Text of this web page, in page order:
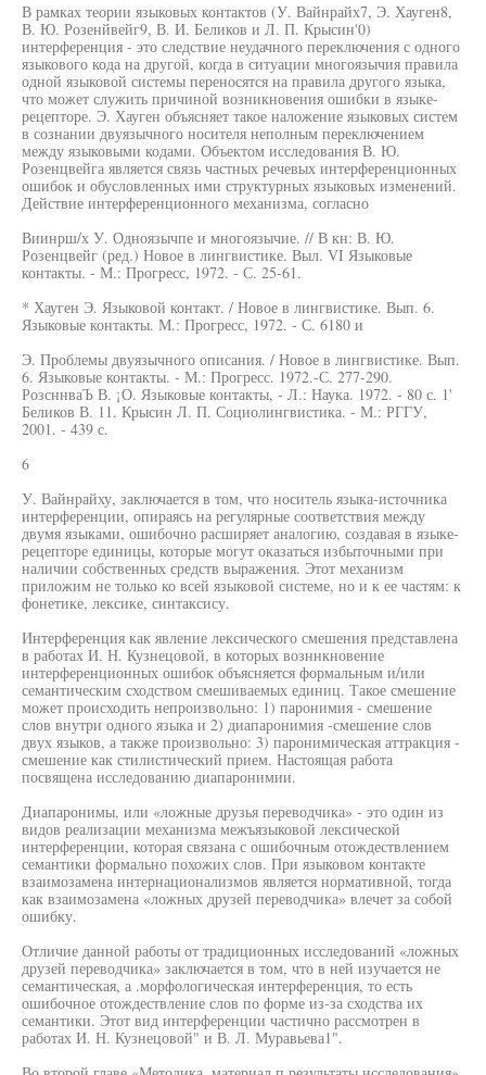
В рамках теории языковых контактов (У. Вайнрайх7, Э. Хауген8,
В. Ю. Розенйвейг9, В. И. Беликов и Л. П. Крысин'0)
интерференция - это следствие неудачного переключения с одного
языкового кода на другой, когда в ситуации многоязычия правила
одной языковой системы переносятся на правила другого языка,
что может служить причиной возникновения ошибки в языке-
рецепторе. Э. Хауген объясняет такое наложение языковых систем
в сознании двуязычного носителя неполным переключением
между языковыми кодами. Объектом исследования В. Ю.
Розенцвейга является связь частных речевых интерференционных
ошибок и обусловленных ими структурных языковых изменений.
Действие интерференционного механизма, согласно
Виинрш/х У. Одноязычпе и многоязычие. // В кн: В. Ю.
Розенцвейг (ред.) Новое в лингвистике. Выл. VI Языковые
контакты. - М.: Прогресс, 1972. - С. 25-61.
* Хауген Э. Языковой контакт. / Новое в лингвистике. Вып. 6.
Языковые контакты. М.: Прогресс, 1972. - С. 6180 и
Э. Проблемы двуязычного описания. / Новое в лингвистике. Вып.
6. Языковые контакты. - М.: Прогресс. 1972.-С. 277-290.
РозсннваЪ В. ¡О. Языковые контакты, - Л.: Наука. 1972. - 80 с. 1'
Беликов В. 11. Крысин Л. П. Социолингвистика. - М.: РГГУ,
2001. - 439 с.
6
У. Вайнрайху, заключается в том, что носитель языка-источника
интерференции, опираясь на регулярные соответствия между
двумя языками, ошибочно расширяет аналогию, создавая в языке-
рецепторе единицы, которые могут оказаться избыточными при
наличии собственных средств выражения. Этот механизм
приложим не только ко всей языковой системе, но и к ее частям: к
фонетике, лексике, синтаксису.
Интерференция как явление лексического смешения представлена
в работах И. Н. Кузнецовой, в которых возннкновение
интерференционных ошибок объясняется формальным и/или
семантическим сходством смешиваемых единиц. Такое смешение
может происходить непроизвольно: 1) паронимия - смешение
слов внутри одного языка и 2) диапаронимия -смешение слов
двух языков, а также произвольно: 3) паронимическая аттракция -
смешение как стилистический прием. Настоящая работа
посвящена исследованию диапаронимии.
Диапаронимы, или «ложные друзья переводчика» - это один из
видов реализации механизма межъязыковой лексической
интерференции, которая связана с ошибочным отождествлением
семантики формально похожих слов. При языковом контакте
взаимозамена интернационализмов является нормативной, тогда
как взаимозамена «ложных друзей переводчика» влечет за собой
ошибку.
Отличие данной работы от традиционных исследований «ложных
друзей переводчика» заключается в том, что в ней изучается не
семантическая, а .морфологическая интерференция, то есть
ошибочное отождествление слов по форме из-за сходства их
семантики. Этот вид интерференции частично рассмотрен в
работах И. Н. Кузнецовой" и В. Л. Муравьева1".